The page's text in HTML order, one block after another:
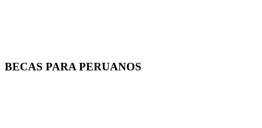
BECAS PARA PERUANOS